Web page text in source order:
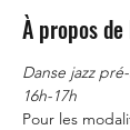
À propos
Danse jazz
16h-17h
Pour les